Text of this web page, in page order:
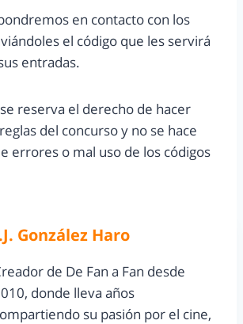
en contacto con los
el código que les servirá
entradas.
se reserva el derecho de hacer
del concurso y no se hace
errores o mal uso de los códigos
González Haro
de De Fan a Fan desde
donde lleva años
su pasión por el cine,